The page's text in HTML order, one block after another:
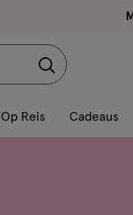
Reis Cadeaus